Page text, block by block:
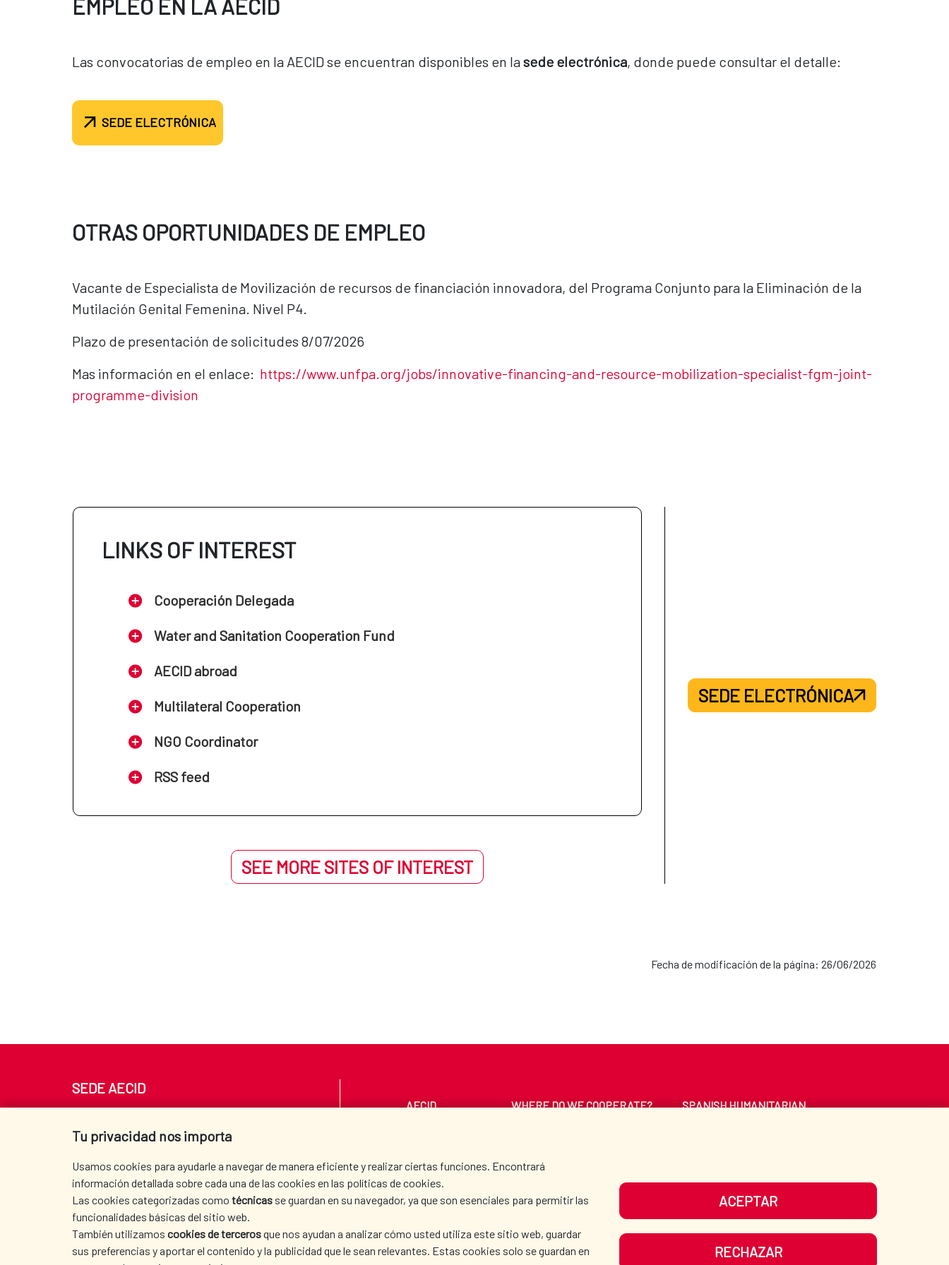
EMPLEO EN LA AECID
Las convocatorias de empleo en la AECID se encuentran disponibles en lasede electrónica, donde puede consultar el detalle:
SEDE ELECTRÓNICA
OTRAS OPORTUNIDADES DE EMPLEO
Vacante de Especialista de Movilización de recursos de financiación innovadora, del Programa Conjunto para la Eliminación de la
Mutilación Genital Femenina. Nivel P4.
Plazo de presentación de solicitudes 8/07/2026
Mas información en el enlace: https://www.unfpa.org/jobs/innovative-financing-and-resource-mobilization-specialist-fgm-joint-
programme-division
LINKS OF INTEREST
Cooperación Delegada
Water and Sanitation Cooperation Fund
AECID abroad
Multilateral Cooperation
NGO Coordinator
RSS feed
SEE MORE SITES OF INTEREST
SEDE ELECTRÓNICA
Fecha de modificación de la página: 26/06/2026
Tu privacidad nos importa
Usamos cookies para ayudarle a navegar de manera eficiente y realizar ciertas funciones. Encontrará
información detallada sobre cada una de las cookies en las políticas de cookies.
Las cookies categorizadas como técnicas se guardan en su navegador, ya que son esenciales para permitir las
funcionalidades básicas del sitio web.
También utilizamos cookies de tercerosque nos ayudan a analizar cómo usted utiliza este sitio web, guardar
sus preferencias y aportar el contenido y la publicidad que le sean relevantes. Estas cookies solo se guardan en
ACEPTAR
RECHAZAR
SEDE AECID
Tel. +34 900 20 30 54​​​​​​​
AECID WHERE DO WE COOPERATE?
SPANISH HUMANITARIAN
PRESS ROOM CULTURE AND SCIENCE
OUR SOCIAL MEDIA